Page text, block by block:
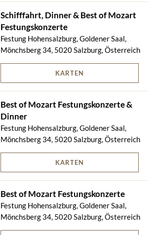
Schifffahrt, Dinner & Best of Mozart
Festungskonzerte
Festung Hohensalzburg, Goldener Saal,
Mönchsberg 34, 5020 Salzburg, Österreich
KARTEN
Best of Mozart Festungskonzerte &
Dinner
Festung Hohensalzburg, Goldener Saal,
Mönchsberg 34, 5020 Salzburg, Österreich
KARTEN
Best of Mozart Festungskonzerte
Festung Hohensalzburg, Goldener Saal,
Mönchsberg 34, 5020 Salzburg, Österreich